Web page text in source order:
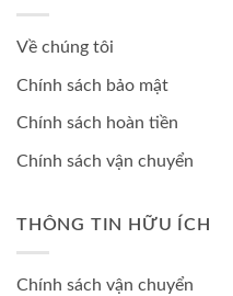
Về chúng tôi
Chính sách bảo mật
Chính sách hoàn tiền
Chính sách vận chuyển
THÔNG TIN HỮU ÍCH
Chính sách vận chuyển